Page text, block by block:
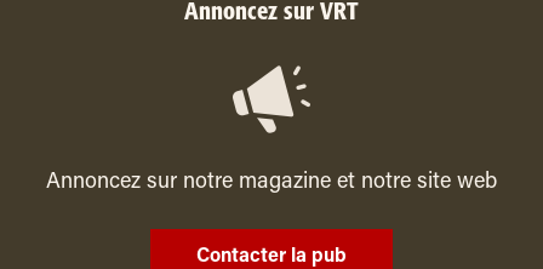
Annoncez sur VRT
Annoncez sur notre magazine et notre site web
Contacter la pub